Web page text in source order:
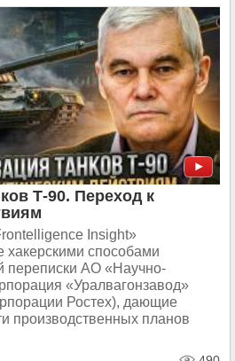
Т-90. Переход к
Insight»
хакерскими способами
переписки АО «Научно-
«Уралвагонзавод»
Ростех), дающие
производственных планов